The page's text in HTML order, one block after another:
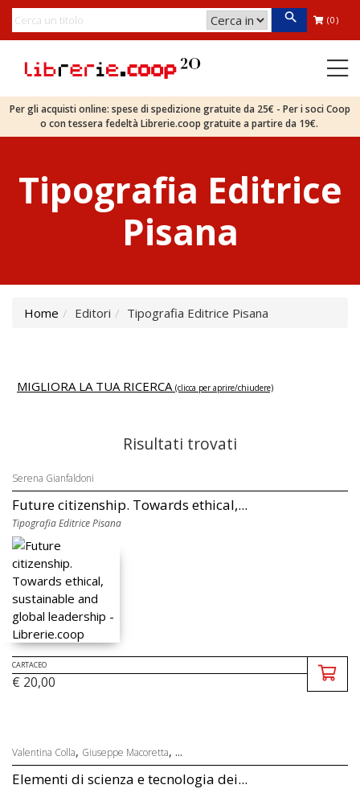
(0)
Per gli acquisti online: spese di spedizione gratuite da 25€ - Per i soci Coop
o con tessera fedeltà Librerie.coop gratuite a partire da 19€.
Tipografia Editrice
Pisana
Home Editori Tipografia Editrice Pisana
MIGLIORA LA TUA RICERCA (clicca per aprire/chiudere)
Risultati trovati
Serena Gianfaldoni
Future citizenship. Towards ethical,...
Tipografia Editrice Pisana
CARTACEO
€ 20,00
Valentina Colla, Giuseppe Macoretta, ...
Elementi di scienza e tecnologia dei...